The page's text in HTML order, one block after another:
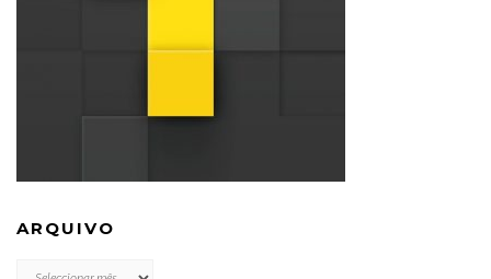
ARQUIVO
ARQUIVO